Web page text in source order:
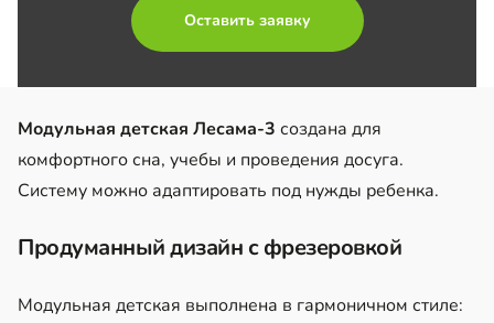
Оставить заявку
Модульная детская Лесама-3 создана для
комфортного сна, учебы и проведения досуга.
Систему можно адаптировать под нужды ребенка.
Продуманный дизайн с фрезеровкой
Модульная детская выполнена в гармоничном стиле: